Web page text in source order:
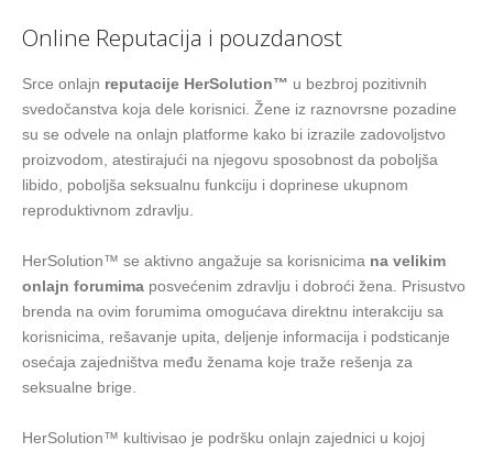
Online Reputacija i pouzdanost
Srce onlajn reputacije HerSolution™ u bezbroj pozitivnih
svedočanstva koja dele korisnici. Žene iz raznovrsne pozadine
su se odvele na onlajn platforme kako bi izrazile zadovoljstvo
proizvodom, atestirajući na njegovu sposobnost da poboljša
libido, poboljša seksualnu funkciju i doprinese ukupnom
reproduktivnom zdravlju.
HerSolution™ se aktivno angažuje sa korisnicima na velikim
onlajn forumima posvećenim zdravlju i dobroći žena. Prisustvo
brenda na ovim forumima omogućava direktnu interakciju sa
korisnicima, rešavanje upita, deljenje informacija i podsticanje
osećaja zajedništva među ženama koje traže rešenja za
seksualne brige.
HerSolution™ kultivisao je podršku onlajn zajednici u kojoj